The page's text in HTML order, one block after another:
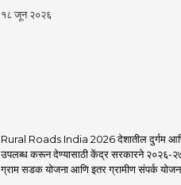
१८ जून २०२६
Rural Roads India 2026 देशातील दुर्गम आणि
उपलब्ध करून देण्यासाठी केंद्र सरकारने २०२६-
ग्राम सडक योजना आणि इतर ग्रामीण संपर्क